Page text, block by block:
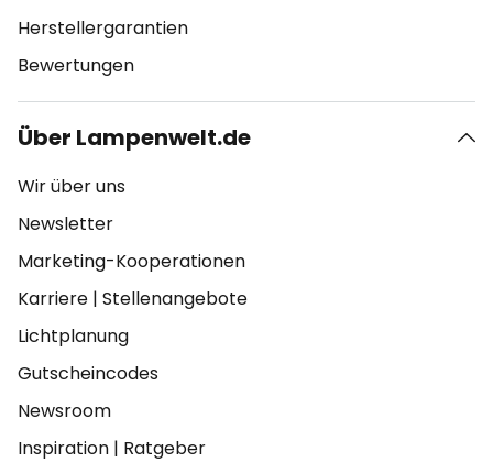
Herstellergarantien
Bewertungen
Über Lampenwelt.de
Wir über uns
Newsletter
Marketing-Kooperationen
Karriere | Stellenangebote
Lichtplanung
Gutscheincodes
Newsroom
Inspiration | Ratgeber